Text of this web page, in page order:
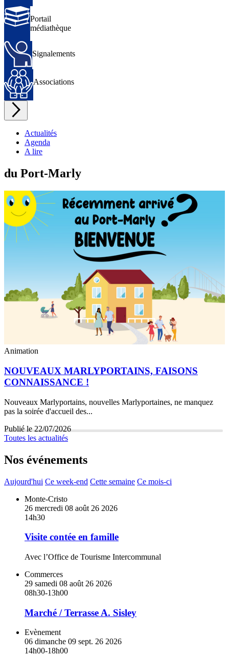
Portail
médiathèque
Portail
médiathèque
Signalements
Signalements
Associations
Associations
Actualités
Agenda
A lire
du Port-Marly
Transports
INFO BUS
ici...
Publié le 29/07/2026
Toutes les actualités
Nos événements
Aujourd'hui Ce week-end Cette semaine Ce mois-ci
En
savoir
plus
Visite
en
Monte-Cristo
26 mercredi 08 août 26 2026
14h30
Visite contée en famille
Avec l’Office de Tourisme Intercommunal
En
savoir
plus
Marché
/
Terrasse
A.
Sisley
Commerces
29 samedi 08 août 26 2026
08h30-13h00
Marché / Terrasse A. Sisley
En
savoir
plus
Evènement
06 dimanche 09 sept. 26 2026
14h00-18h00